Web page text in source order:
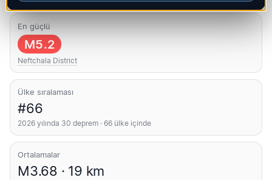
En güçlü
M5.2
Neftchala District
Ülke sıralaması
#66
2026 yılında 30 deprem · 66 ülke içinde
Ortalamalar
M3.68 · 19 km